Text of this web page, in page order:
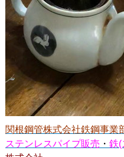
関根鋼管株式会社鉄鋼事業
ステンレスパイプ販売 ・ 鉄(